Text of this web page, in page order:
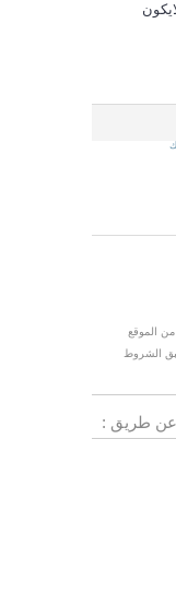
الموقع
خلال 14 يوم وتطبق الشروط
عن طريق :